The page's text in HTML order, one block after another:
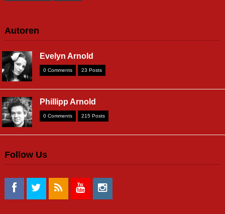
Autoren
Evelyn Arnold
0 Comments 23 Posts
Phillipp Arnold
0 Comments 215 Posts
Follow Us